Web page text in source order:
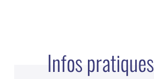
Infos pratiques